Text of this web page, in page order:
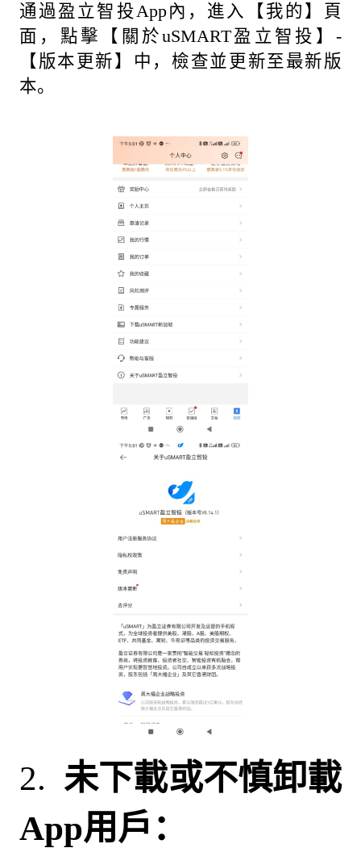
通過盈立智投App內，進入【我的】頁
面，點擊【關於uSMART盈立智投】-
【版本更新】中，檢查並更新至最新版
本。
2. 未下載或不慎卸載
App用戶：